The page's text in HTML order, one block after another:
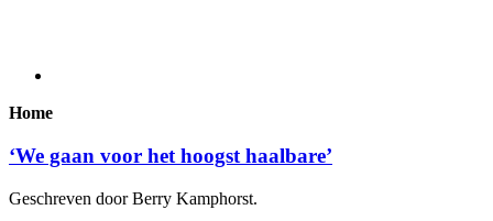
Home
‘We gaan voor het hoogst haalbare’
Geschreven door Berry Kamphorst.